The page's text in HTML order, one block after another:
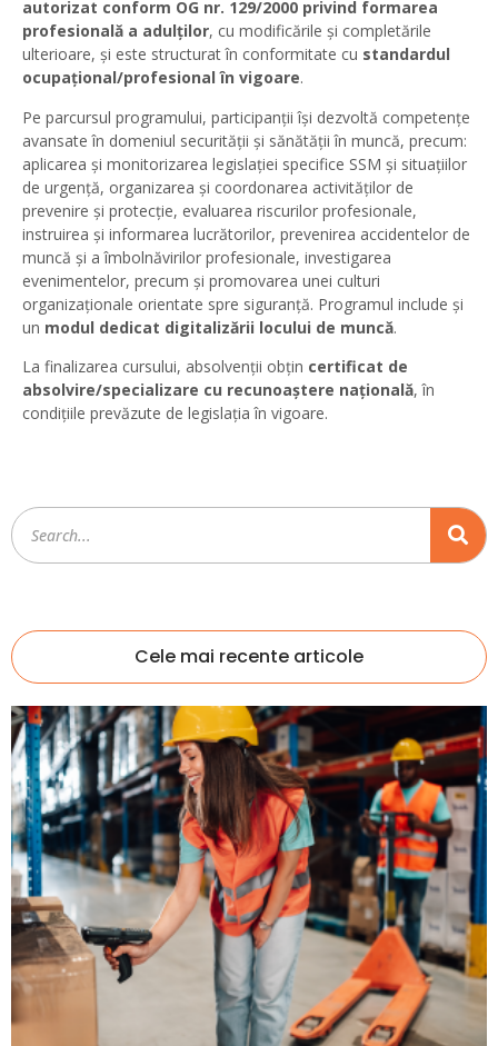
autorizat conform OG nr. 129/2000 privind formarea
profesională a adulților, cu modificările și completările
ulterioare, și este structurat în conformitate cu standardul
ocupațional/profesional în vigoare.
Pe parcursul programului, participanții își dezvoltă competențe
avansate în domeniul securității și sănătății în muncă, precum:
aplicarea și monitorizarea legislației specifice SSM și situațiilor
de urgență, organizarea și coordonarea activităților de
prevenire și protecție, evaluarea riscurilor profesionale,
instruirea și informarea lucrătorilor, prevenirea accidentelor de
muncă și a îmbolnăvirilor profesionale, investigarea
evenimentelor, precum și promovarea unei culturi
organizaționale orientate spre siguranță. Programul include și
un modul dedicat digitalizării locului de muncă.
La finalizarea cursului, absolvenții obțin certificat de
absolvire/specializare cu recunoaștere națională, în
condițiile prevăzute de legislația în vigoare.
Cele mai recente articole